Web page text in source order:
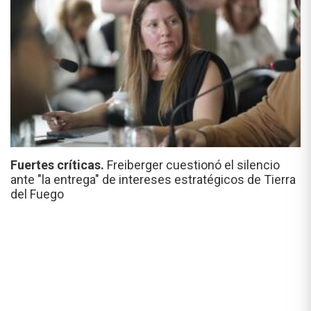
Fuertes críticas. Freiberger cuestionó el silencio
ante "la entrega" de intereses estratégicos de Tierra
del Fuego